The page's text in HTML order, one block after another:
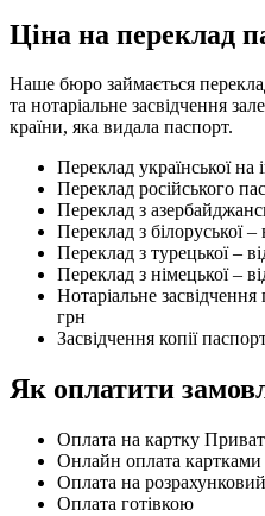
Ціна на переклад
Наше бюро займається
та нотаріальне засвідчення
країни, яка видала паспорт.
Переклад української на
Переклад російського
Переклад з
Переклад з білоруської –
Переклад з турецької –
Переклад з німецької –
Нотаріальне
грн
Засвідчення копії
Як оплатити
Оплата на картку
Онлайн оплата картками
Оплата на
Оплата готівкою